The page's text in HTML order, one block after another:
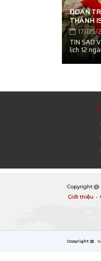
ĐOAN
THÁNH
17/05/
TIN SAO
lịch 12
Copyright @
Giới thiệu •
Copyright @